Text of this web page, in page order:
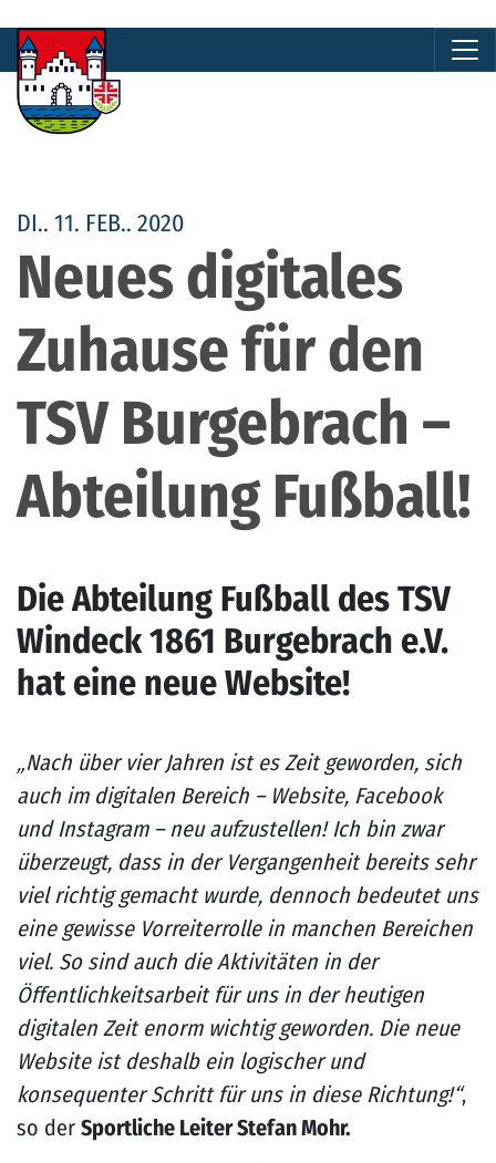
DI.. 11. FEB.. 2020
Neues digitales
Zuhause für den
TSV Burgebrach –
Abteilung Fußball!
Die Abteilung Fußball des TSV
Windeck 1861 Burgebrach e.V.
hat eine neue Website!
„Nach über vier Jahren ist es Zeit geworden, sich
auch im digitalen Bereich – Website, Facebook
und Instagram – neu aufzustellen! Ich bin zwar
überzeugt, dass in der Vergangenheit bereits sehr
viel richtig gemacht wurde, dennoch bedeutet uns
eine gewisse Vorreiterrolle in manchen Bereichen
viel. So sind auch die Aktivitäten in der
Öffentlichkeitsarbeit für uns in der heutigen
digitalen Zeit enorm wichtig geworden. Die neue
Website ist deshalb ein logischer und
konsequenter Schritt für uns in diese Richtung!“,
so der Sportliche Leiter Stefan Mohr.